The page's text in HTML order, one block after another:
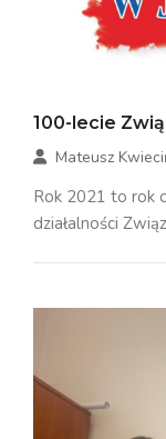
100-lecie
Mateusz
Rok 2021 to rok
działalności